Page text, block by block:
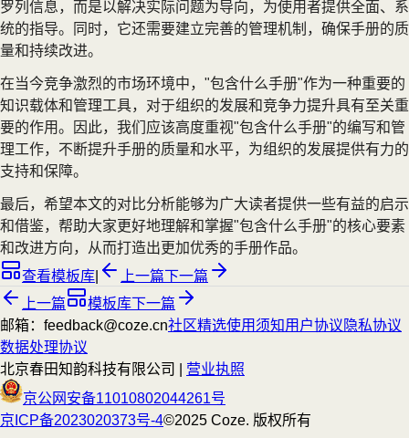
罗列信息，而是以解决实际问题为导向，为使用者提供全面、系
统的指导。同时，它还需要建立完善的管理机制，确保手册的质
量和持续改进。
在当今竞争激烈的市场环境中，"包含什么手册"作为一种重要的
知识载体和管理工具，对于组织的发展和竞争力提升具有至关重
要的作用。因此，我们应该高度重视"包含什么手册"的编写和管
理工作，不断提升手册的质量和水平，为组织的发展提供有力的
支持和保障。
最后，希望本文的对比分析能够为广大读者提供一些有益的启示
和借鉴，帮助大家更好地理解和掌握"包含什么手册"的核心要素
和改进方向，从而打造出更加优秀的手册作品。
查看模板库
上一篇下一篇
上一篇
模板库下一篇
邮箱：feedback@coze.cn社区精选使用须知用户协议 隐私协议
数据处理协议
北京春田知韵科技有限公司 |
营业执照
京公网安备11010802044261号
京ICP备2023020373号-4©2025 Coze. 版权所有